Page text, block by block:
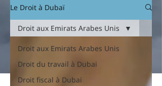
Le Droit à Dubaï
Droit aux Emirats Arabes Unis
Droit du travail à Dubai
Droit fiscal à Dubai
Droit aux Emirats Arabes Unis